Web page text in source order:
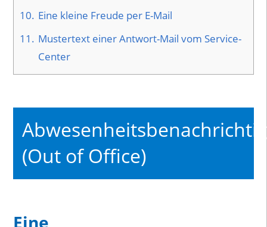
10. Eine kleine Freude per E-Mail
11. Mustertext einer Antwort-Mail vom Service-
Center
(Out of Office)
Eine